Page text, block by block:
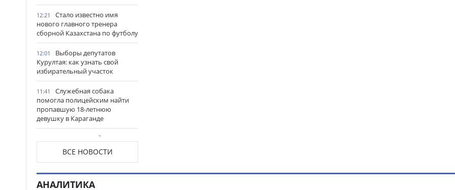
12:21
Стало известно имя
нового главного тренера
сборной Казахстана по футболу
12:01
Выборы депутатов
Курултая: как узнать свой
избирательный участок
11:41
Служебная собака
помогла полицейским найти
пропавшую 18-летнюю
девушку в Караганде
«Я просто любил»:
актюбинца привлекут к
ответственности за
преследование женщины
11:16
Автомобиль врезался в
ВСЕ НОВОСТИ
АНАЛИТИКА